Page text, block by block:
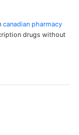
canadian pharmacy
drugs without